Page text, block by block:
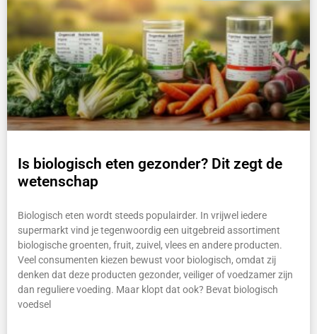
Is biologisch eten gezonder? Dit zegt de
wetenschap
Biologisch eten wordt steeds populairder. In vrijwel iedere
supermarkt vind je tegenwoordig een uitgebreid assortiment
biologische groenten, fruit, zuivel, vlees en andere producten.
Veel consumenten kiezen bewust voor biologisch, omdat zij
denken dat deze producten gezonder, veiliger of voedzamer zijn
dan reguliere voeding. Maar klopt dat ook? Bevat biologisch
voedsel